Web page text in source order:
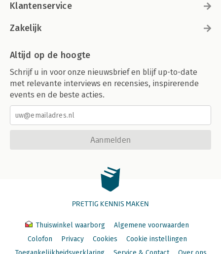
Klantenservice
Zakelijk
Altijd op de hoogte
Schrijf u in voor onze nieuwsbrief en blijf up-to-date
met relevante interviews en recensies, inspirerende
events en de beste acties.
Aanmelden
PRETTIG KENNIS MAKEN
Thuiswinkel waarborg
Algemene voorwaarden
Colofon
Privacy Cookies
Cookie instellingen